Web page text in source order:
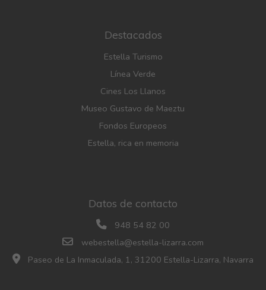
Destacados
Estella Turismo
Línea Verde
Cines Los Llanos
Museo Gustavo de Maeztu
Fondos Europeos
Estella, rica en memoria
Datos de contacto
948 54 82 00
webestella@estella-lizarra.com
Paseo de La Inmaculada, 1, 31200 Estella-Lizarra, Navarra